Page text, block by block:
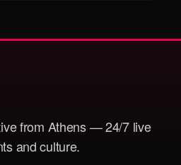
from Athens — 24/7 live
and culture.